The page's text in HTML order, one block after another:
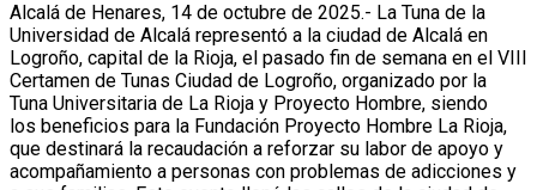
Alcalá de Henares, 14 de octubre de 2025.- La Tuna de la
Universidad de Alcalá representó a la ciudad de Alcalá en
Logroño, capital de la Rioja, el pasado fin de semana en el VIII
Certamen de Tunas Ciudad de Logroño, organizado por la
Tuna Universitaria de La Rioja y Proyecto Hombre, siendo
los beneficios para la Fundación Proyecto Hombre La Rioja,
que destinará la recaudación a reforzar su labor de apoyo y
acompañamiento a personas con problemas de adicciones y